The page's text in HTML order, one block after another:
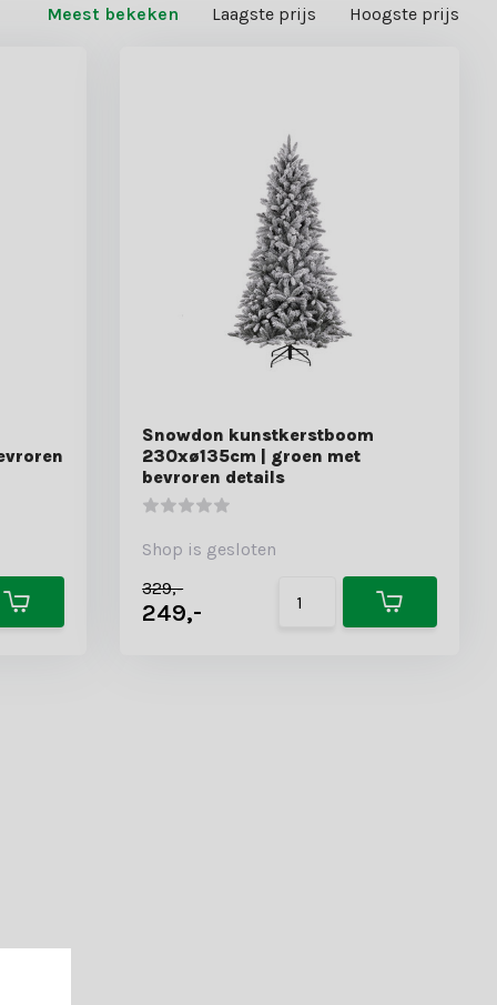
Meest bekeken Laagste prijs Hoogste prijs
Snowdon kunstkerstboom
230xø135cm | groen met
bevroren details
Shop is gesloten
329,-
249,-